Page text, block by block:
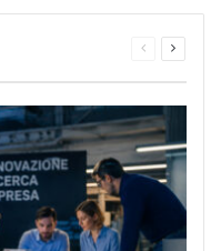
PaginaPagina